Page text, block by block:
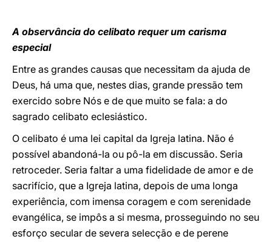
A observância do celibato requer um carisma
especial
Entre as grandes causas que necessitam da ajuda de
Deus, há uma que, nestes dias, grande pressão tem
exercido sobre Nós e de que muito se fala: a do
sagrado celibato eclesiástico.
O celibato é uma lei capital da Igreja latina. Não é
possível abandoná-la ou pô-la em discussão. Seria
retroceder. Seria faltar a uma fidelidade de amor e de
sacrifício, que a Igreja latina, depois de uma longa
experiência, com imensa coragem e com serenidade
evangélica, se impôs a si mesma, prosseguindo no seu
esforço secular de severa selecção e de perene